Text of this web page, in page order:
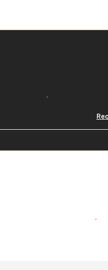
Lancer ma recherche
Créer